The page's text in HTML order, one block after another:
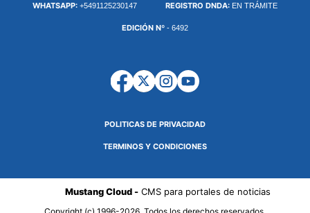
WHATSAPP: +5491125230147 REGISTRO DNDA: EN TRÁMITE
EDICIÓN Nº - 6492
POLITICAS DE PRIVACIDAD
TERMINOS Y CONDICIONES
Mustang Cloud -CMS para portales de noticias